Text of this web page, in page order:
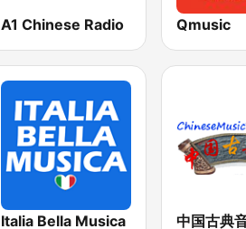
A1 Chinese Radio Qmusic
Italia Bella Musica